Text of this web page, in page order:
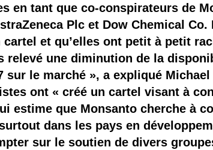
en tant que co-conspirateurs de
Plc et Dow Chemical Co.
et qu’elles ont petit à petit
relevé une diminution de la
le marché », a expliqué
ont « créé un cartel visant à
estime que Monsanto cherche à
dans les pays en
sur le soutien de divers